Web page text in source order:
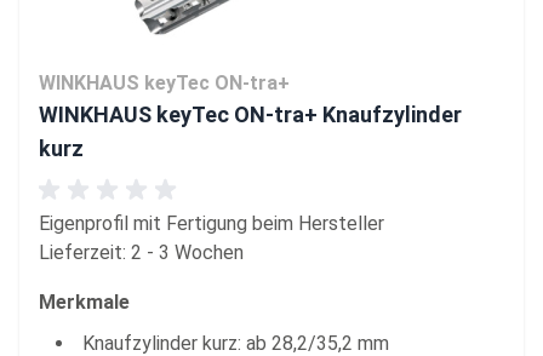
WINKHAUS keyTec ON-tra+
WINKHAUS keyTec ON-tra+ Knaufzylinder
kurz
Eigenprofil mit Fertigung beim Hersteller
Lieferzeit: 2 - 3 Wochen
Merkmale
Knaufzylinder kurz: ab 28,2/35,2 mm